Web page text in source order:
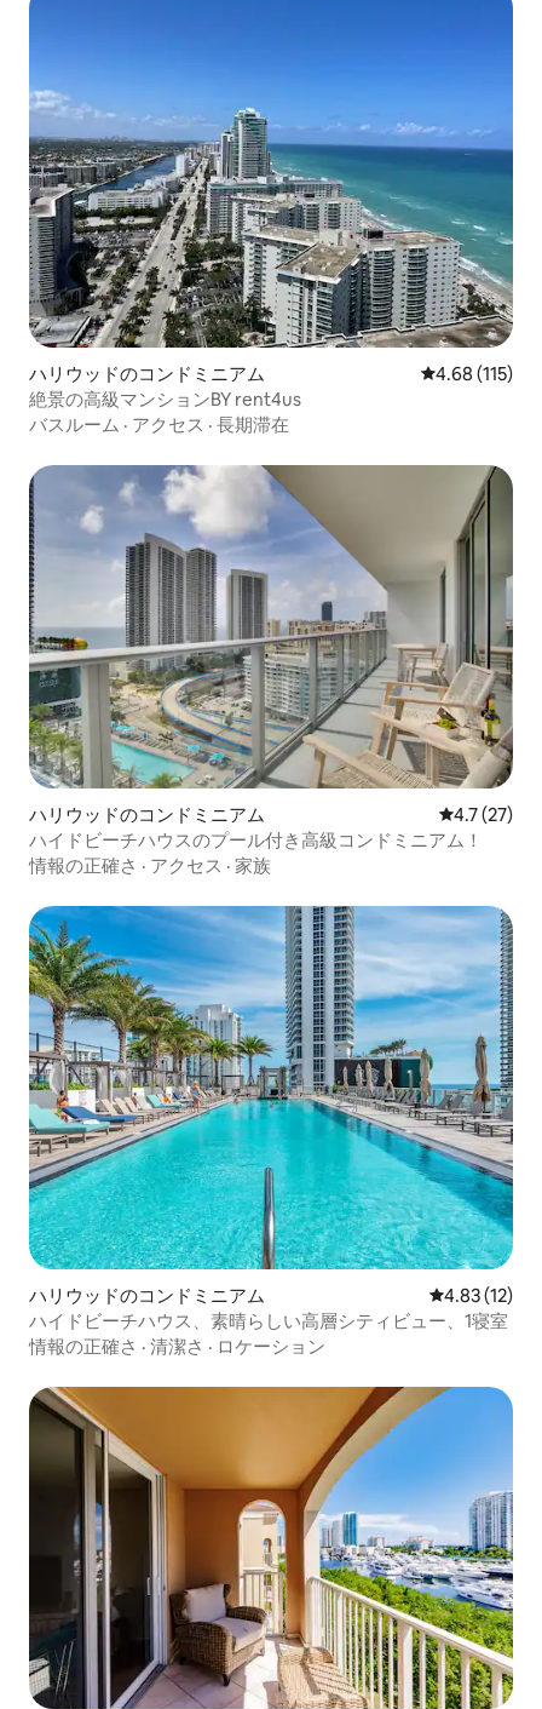
ハリウッドのコンドミニアム レビュー115
4.68 (115)
絶景の高級マンションBY rent4us
バスルーム · アクセス · 長期滞在
ハリウッドのコンドミニアム レビュー27
4.7 (27)
ハイドビーチハウスのプール付き高級コンドミニアム！
情報の正確さ · アクセス · 家族
ハリウッドのコンドミニアム レビュー12
4.83 (12)
ハイドビーチハウス、素晴らしい高層シティビュー、1寝室
情報の正確さ · 清潔さ · ロケーション